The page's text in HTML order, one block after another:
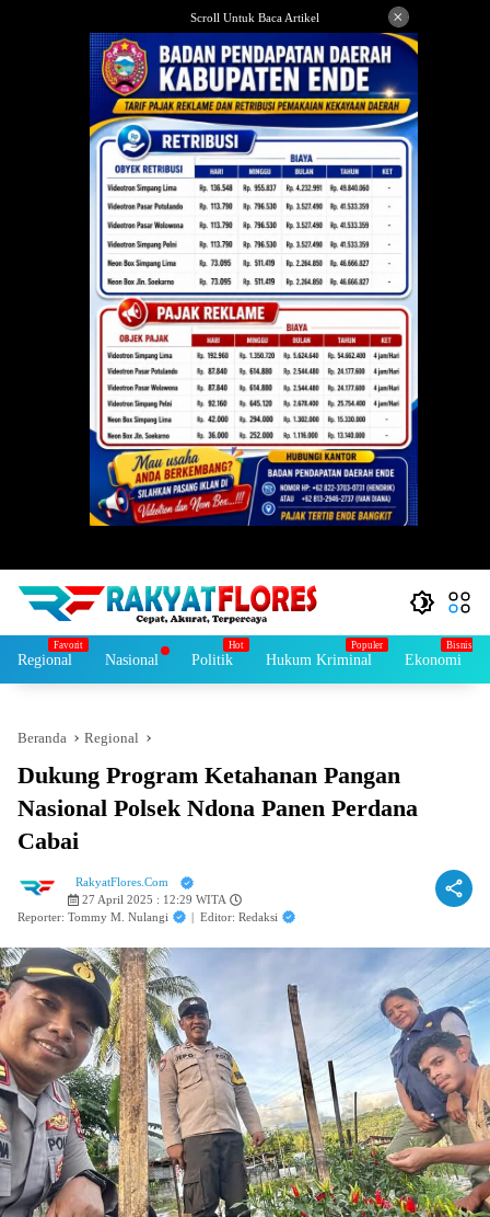
Scroll Untuk Baca Artikel ×
Regional Nasional Politik Hukum Kriminal Ekonomi
Beranda Regional
Dukung Program Ketahanan Pangan
Nasional Polsek Ndona Panen Perdana
Cabai
RakyatFlores.Com
27 April 2025 : 12:29 WITA
Reporter: Tommy M. Nulangi
| Editor: Redaksi